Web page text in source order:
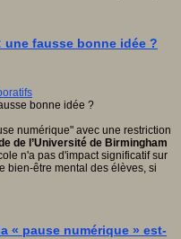
fausse bonne idée ?
numérique" avec une restriction
de l’Université de Birmingham
n'a pas d'impact significatif sur
bien-être mental des élèves, si
« pause numérique » est-